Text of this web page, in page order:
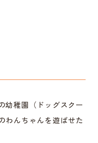
幼稚園（ドッグスクー
わんちゃんを遊ばせた